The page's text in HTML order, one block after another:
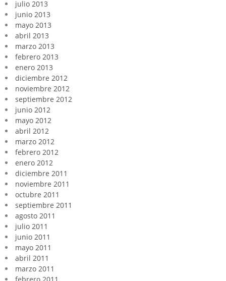
julio 2013
junio 2013
mayo 2013
abril 2013
marzo 2013
febrero 2013
enero 2013
diciembre 2012
noviembre 2012
septiembre 2012
junio 2012
mayo 2012
abril 2012
marzo 2012
febrero 2012
enero 2012
diciembre 2011
noviembre 2011
octubre 2011
septiembre 2011
agosto 2011
julio 2011
junio 2011
mayo 2011
abril 2011
marzo 2011